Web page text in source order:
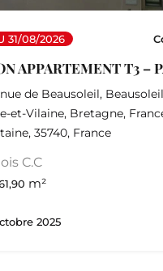
31/08/2026
APPARTEMENT T3 –
de Beausoleil,
et-Vilaine, Bretagne,
35740, France
C.C
m²
2025